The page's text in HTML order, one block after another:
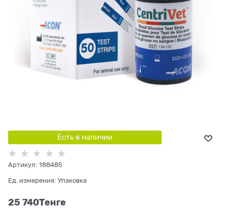
Есть в наличии
Артикул: 188485
Ед. измерения: Упаковка
25 740Tенге